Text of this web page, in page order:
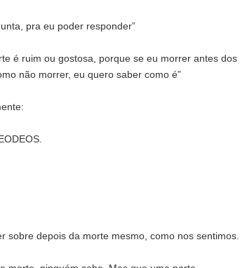
pra eu poder responder”
é ruim ou gostosa, porque se eu morrer antes dos
não morrer, eu quero saber como é”
sobre depois da morte mesmo, como nos sentimos.